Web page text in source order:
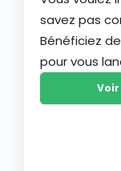
savez pas
Bénéficiez
pour vous